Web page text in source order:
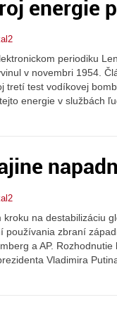
energie
periodiku
v novembri 1954.
test vodíkovej
energie v službách
na destabilizáciu
používania zbraní
a AP.
Vladimira